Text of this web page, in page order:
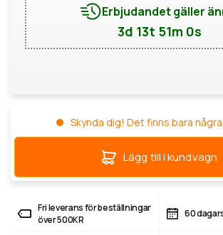
Erbjudandet gäller
3d 13t 50m 59s
Skynda dig! Det finns bara
Lägg till i kundvagn
Fri leverans för beställningar
över 500KR
60